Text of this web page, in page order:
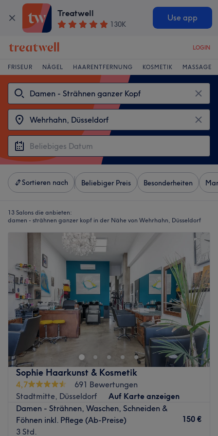
Treatwell
130K
Use app
LOGIN
FRISEUR NÄGEL HAARENTFERNUNG KOSMETIK MASSAGE
Sortieren nach Beliebiger Preis Besonderheiten
13 Salons die anbieten:
damen - strähnen ganzer kopf in der Nähe von Wehrhahn, Düsseldorf
Sophie Haarkunst & Kosmetik
4,7
691 Bewertungen
Stadtmitte, Düsseldorf
Auf Karte anzeigen
Damen - Strähnen, Waschen, Schneiden &
Föhnen inkl. Pflege (Ab-Preise)
3 Std.
150 €